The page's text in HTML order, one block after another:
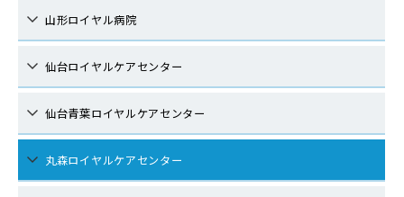
山形ロイヤル病院
仙台ロイヤルケアセンター
仙台青葉ロイヤルケアセンター
丸森ロイヤルケアセンター